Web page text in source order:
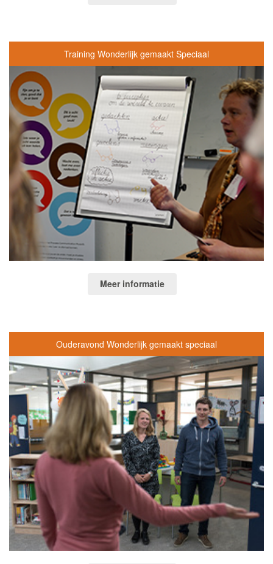
Training Wonderlijk gemaakt Speciaal
Meer informatie
Ouderavond Wonderlijk gemaakt speciaal